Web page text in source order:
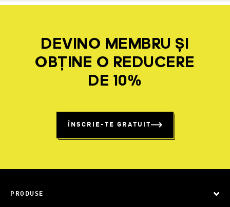
DEVINO MEMBRU ȘI
OBȚINE O REDUCERE
DE 10%
ÎNSCRIE-TE GRATUIT
PRODUSE